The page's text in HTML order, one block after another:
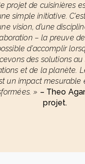
projet de cuisinières
simple initiative.
vision, d’une
– la preuve de
d’accomplir
des solutions au
et de la planète.
un impact mesurable
» – Theo
projet.